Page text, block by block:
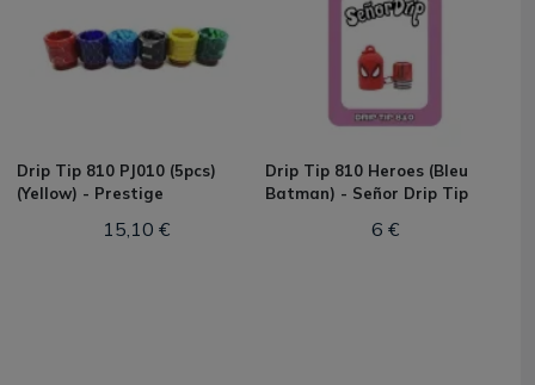
Drip Tip 810 PJ010 (5pcs)
(Yellow) - Prestige
15,10 €
Drip Tip 810 Heroes (Bleu
Batman) - Señor Drip Tip
6 €